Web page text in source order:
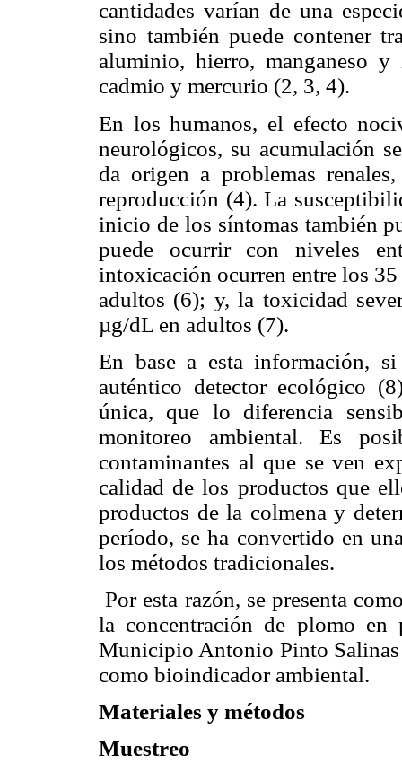
cantidades varían de una
sino también puede contener
aluminio, hierro, manganeso
cadmio y mercurio (2, 3, 4).
En los humanos, el efecto
neurológicos, su acumulación
da origen a problemas
reproducción (4). La
inicio de los síntomas también
puede ocurrir con niveles
intoxicación ocurren entre los
adultos (6); y, la toxicidad
µg/dL en adultos (7).
En base a esta información,
auténtico detector ecológico
única, que lo diferencia
monitoreo ambiental. Es
contaminantes al que se ven
calidad de los productos que
productos de la colmena y
período, se ha convertido en
los métodos tradicionales.
Por esta razón, se presenta
la concentración de plomo en
Municipio Antonio Pinto
como bioindicador ambiental.
Materiales y métodos
Muestreo